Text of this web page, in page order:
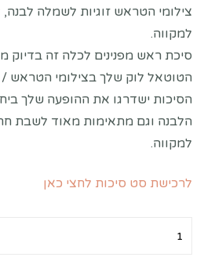
צילומי הטראש זוגיות לשמלה
למקווה.
סיכת ראש מפנינים לכלה זה
הטוטאל לוק שלך בצילומי הטראש /
הסיכות ישדרגו את ההופעה שלך
הלבנה וגם מתאימות מאוד לשבת
למקווה.
לרכישת סט סיכות לחצי כאן